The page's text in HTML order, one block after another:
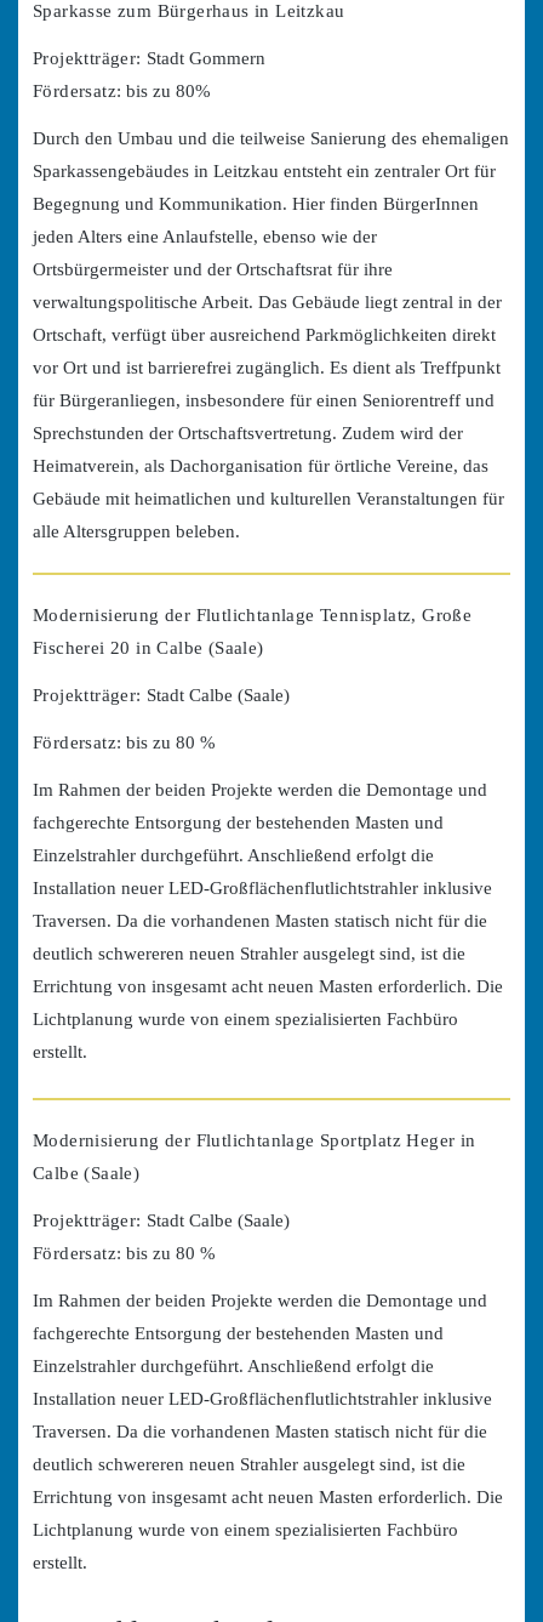
Sparkasse zum Bürgerhaus in Leitzkau
Projektträger: Stadt Gommern
Fördersatz: bis zu 80%
Durch den Umbau und die teilweise Sanierung des ehemaligen
Sparkassengebäudes in Leitzkau entsteht ein zentraler Ort für
Begegnung und Kommunikation. Hier finden BürgerInnen
jeden Alters eine Anlaufstelle, ebenso wie der
Ortsbürgermeister und der Ortschaftsrat für ihre
verwaltungspolitische Arbeit. Das Gebäude liegt zentral in der
Ortschaft, verfügt über ausreichend Parkmöglichkeiten direkt
vor Ort und ist barrierefrei zugänglich. Es dient als Treffpunkt
für Bürgeranliegen, insbesondere für einen Seniorentreff und
Sprechstunden der Ortschaftsvertretung. Zudem wird der
Heimatverein, als Dachorganisation für örtliche Vereine, das
Gebäude mit heimatlichen und kulturellen Veranstaltungen für
alle Altersgruppen beleben.
Modernisierung der Flutlichtanlage Tennisplatz, Große
Fischerei 20 in Calbe (Saale)
Projektträger: Stadt Calbe (Saale)
Fördersatz: bis zu 80 %
Im Rahmen der beiden Projekte werden die Demontage und
fachgerechte Entsorgung der bestehenden Masten und
Einzelstrahler durchgeführt. Anschließend erfolgt die
Installation neuer LED-Großflächenflutlichtstrahler inklusive
Traversen. Da die vorhandenen Masten statisch nicht für die
deutlich schwereren neuen Strahler ausgelegt sind, ist die
Errichtung von insgesamt acht neuen Masten erforderlich. Die
Lichtplanung wurde von einem spezialisierten Fachbüro
erstellt.
Modernisierung der Flutlichtanlage Sportplatz Heger in
Calbe (Saale)
Projektträger: Stadt Calbe (Saale)
Fördersatz: bis zu 80 %
Im Rahmen der beiden Projekte werden die Demontage und
fachgerechte Entsorgung der bestehenden Masten und
Einzelstrahler durchgeführt. Anschließend erfolgt die
Installation neuer LED-Großflächenflutlichtstrahler inklusive
Traversen. Da die vorhandenen Masten statisch nicht für die
deutlich schwereren neuen Strahler ausgelegt sind, ist die
Errichtung von insgesamt acht neuen Masten erforderlich. Die
Lichtplanung wurde von einem spezialisierten Fachbüro
erstellt.